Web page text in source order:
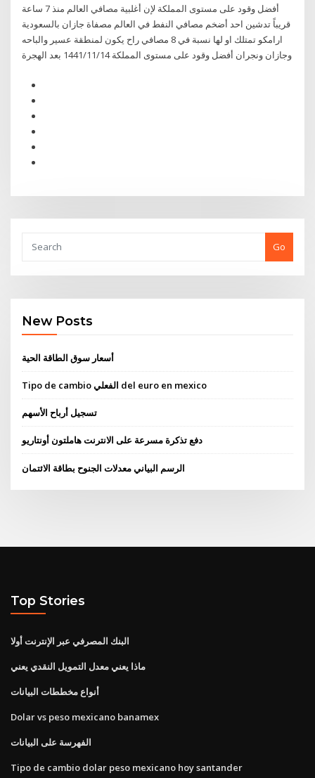
أفضل وقود على مستوى المملكة لإن أغلبية مصافي العالم منذ 7 ساعة
قريباً تدشين احد أضخم مصافي النفط في العالم مصفاة جازان بالسعودية
ارامكو تمتلك او لها نسبة في 8 مصافي راح يكون لمنطقة عسير والباحه
وجازان ونجران أفضل وقود على مستوى المملكة 14‏‏/11‏‏/1441 بعد الهجرة
Go
New Posts
أسعار سوق الطاقة الحية
Tipo de cambio الفعلي del euro en mexico
تسجيل أرباح الأسهم
دفع تذكرة مسرعة على الانترنت هاملتون أونتاريو
الرسم البياني معدلات الجنوح بطاقة الائتمان
Top Stories
البنك المصرفي عبر الإنترنت أولا
ماذا يعني معدل التمويل النقدي يعني
أنواع مخططات البيانات
Dolar vs peso mexicano banamex
الفهرسة على البيانات
Tipo de cambio dolar peso mexicano hoy santander